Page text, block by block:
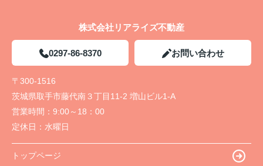
株式会社リアライズ不動産
0297-86-8370 お問い合わせ
〒300-1516
茨城県取手市藤代南３丁目11-2 増山ビル1-A
営業時間： 9:00～18：00
定休日： 水曜日
トップページ